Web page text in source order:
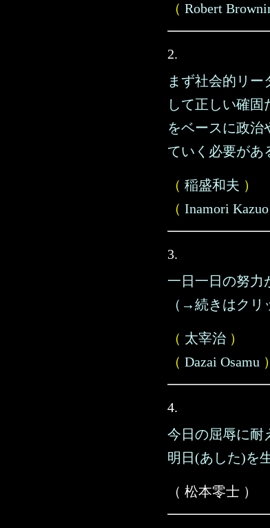
（ Robert
2.
まず社会的リー
して正しい確
をベースに政治
ていく必要があ
（ 稲盛和夫 ）
（ Inamori Kazuo
3.
一日一日の努
（→続きはクリ
（ 太宰治 ）
（ Dazai Osamu ）
4.
今日の屈辱に耐
明日(あした)を
（ 松本零士 ）